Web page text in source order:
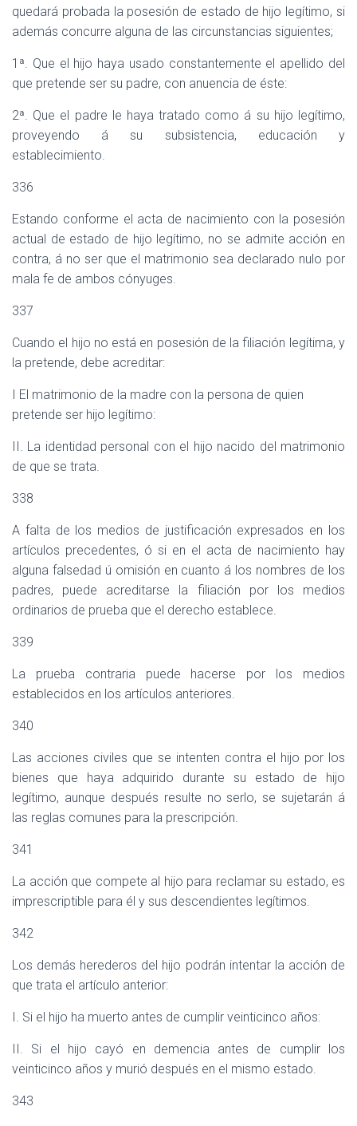
quedará probada la posesión de estado de hijo legítimo, si
además concurre alguna de las circunstancias siguientes;
1ª. Que el hijo haya usado constantemente el apellido del
que pretende ser su padre, con anuencia de éste:
2ª. Que el padre le haya tratado como á su hijo legítimo,
proveyendo á su subsistencia, educación y
establecimiento.
336
Estando conforme el acta de nacimiento con la posesión
actual de estado de hijo legítimo, no se admite acción en
contra, á no ser que el matrimonio sea declarado nulo por
mala fe de ambos cónyuges.
337
Cuando el hijo no está en posesión de la filiación legítima, y
la pretende, debe acreditar:
I El matrimonio de la madre con la persona de quien
pretende ser hijo legítimo:
II. La identidad personal con el hijo nacido del matrimonio
de que se trata.
338
A falta de los medios de justificación expresados en los
artículos precedentes, ó si en el acta de nacimiento hay
alguna falsedad ú omisión en cuanto á los nombres de los
padres, puede acreditarse la filiación por los medios
ordinarios de prueba que el derecho establece.
339
La prueba contraria puede hacerse por los medios
establecidos en los artículos anteriores.
340
Las acciones civiles que se intenten contra el hijo por los
bienes que haya adquirido durante su estado de hijo
legítimo, aunque después resulte no serlo, se sujetarán á
las reglas comunes para la prescripción.
341
La acción que compete al hijo para reclamar su estado, es
imprescriptible para él y sus descendientes legítimos.
342
Los demás herederos del hijo podrán intentar la acción de
que trata el artículo anterior:
I. Si el hijo ha muerto antes de cumplir veinticinco años:
II. Si el hijo cayó en demencia antes de cumplir los
veinticinco años y murió después en el mismo estado.
343